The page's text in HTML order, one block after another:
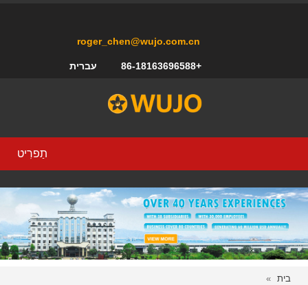
roger_chen@wujo.com.cn
+86-18163696588 עברית
תַפרִיט
בית »